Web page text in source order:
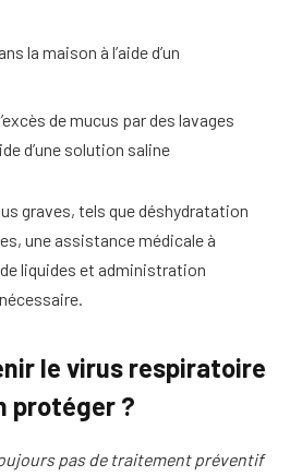
la maison à l’aide d’un
de mucus par des lavages
d’une solution saline
graves, tels que déshydratation
une assistance médicale à
liquides et administration
le virus respiratoire
protéger ?
pas de traitement préventif